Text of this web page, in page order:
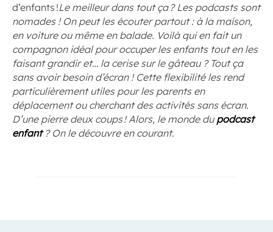
d’enfants !Le meilleur dans tout ça ? Les podcasts sont
nomades ! On peut les écouter partout : à la maison,
en voiture ou même en balade. Voilà qui en fait un
compagnon idéal pour occuper les enfants tout en les
faisant grandir et… la cerise sur le gâteau ? Tout ça
sans avoir besoin d’écran ! Cette flexibilité les rend
particulièrement utiles pour les parents en
déplacement ou cherchant des activités sans écran.
D’une pierre deux coups ! Alors, le monde du podcast
enfant? On le découvre en courant.